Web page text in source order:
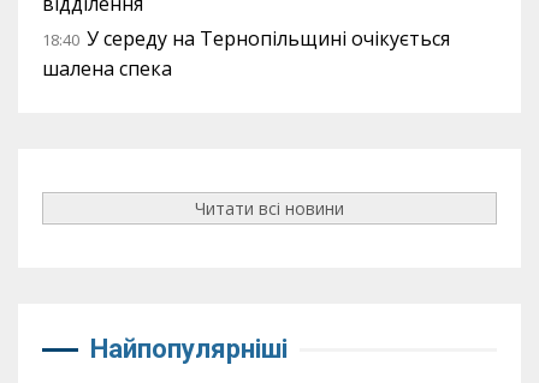
18:40 У середу на Тернопільщині очікується
шалена спека
Читати всі новини
Найпопулярніші